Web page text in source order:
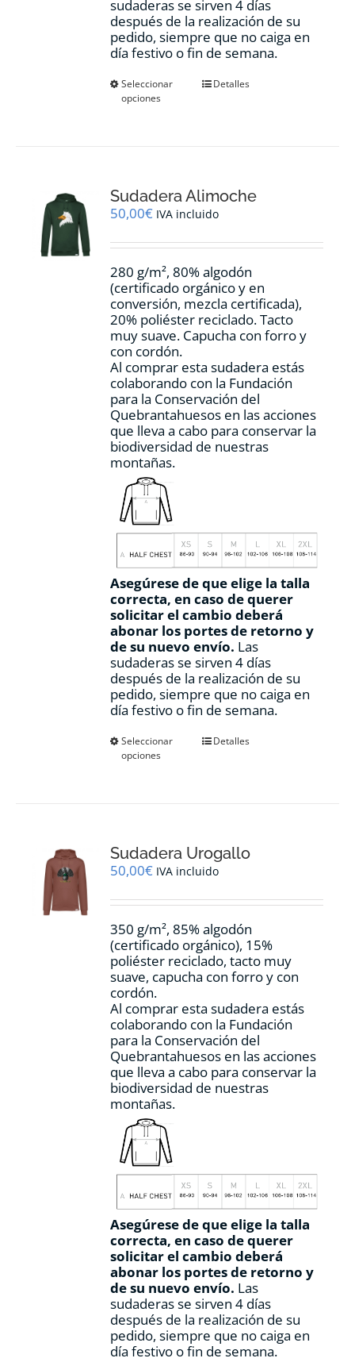
sudaderas se sirven 4 días
después de la realización de su
pedido, siempre que no caiga en
día festivo o fin de semana.
Seleccionar
opciones
Este
se
pueden
en
página
de
producto
Detalles
Sudadera Alimoche
50,00€ IVA incluido
280 g/m², 80% algodón
(certificado orgánico y en
conversión, mezcla certificada),
20% poliéster reciclado. Tacto
muy suave. Capucha con forro y
con cordón.
Al comprar esta sudadera estás
colaborando con la Fundación
para la Conservación del
Quebrantahuesos en las acciones
que lleva a cabo para conservar la
biodiversidad de nuestras
montañas.
Asegúrese de que elige la talla
correcta, en caso de querer
solicitar el cambio deberá
abonar los portes de retorno y
de su nuevo envío. Las
sudaderas se sirven 4 días
después de la realización de su
pedido, siempre que no caiga en
día festivo o fin de semana.
Seleccionar
opciones
Este
se
pueden
en
página
de
producto
Detalles
Sudadera Urogallo
50,00€ IVA incluido
350 g/m², 85% algodón
(certificado orgánico), 15%
poliéster reciclado, tacto muy
suave, capucha con forro y con
cordón.
Al comprar esta sudadera estás
colaborando con la Fundación
para la Conservación del
Quebrantahuesos en las acciones
que lleva a cabo para conservar la
biodiversidad de nuestras
montañas.
Asegúrese de que elige la talla
correcta, en caso de querer
solicitar el cambio deberá
abonar los portes de retorno y
de su nuevo envío. Las
sudaderas se sirven 4 días
después de la realización de su
pedido, siempre que no caiga en
día festivo o fin de semana.